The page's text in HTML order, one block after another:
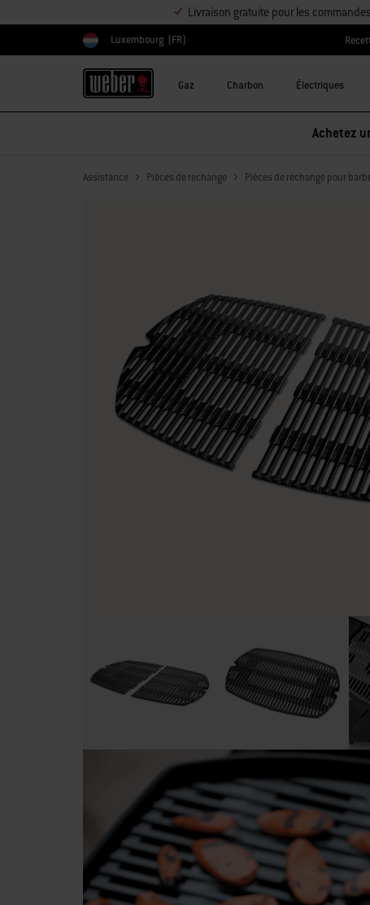
Livraison gratuite pour les
Choisir un pays
Luxembourg (FR)
Gaz Charbon Électriques
Assistance Pièces de rechange Pièces de rechange pour